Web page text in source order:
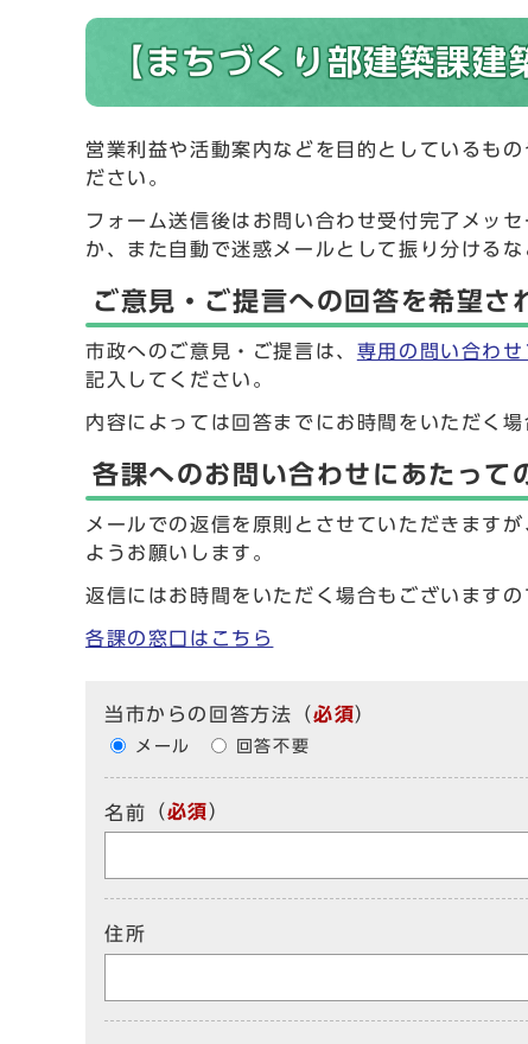
【まちづくり部建築課
営業利益や活動案内などを目的としているも
ださい。
フォーム送信後はお問い合わせ受付完了メッ
か、また自動で迷惑メールとして振り分ける
ご意見・ご提言への回答を希望さ
市政へのご意見・ご提言は、 専用の問い合わせ
記入してください。
内容によっては回答までにお時間をいただく場
各課へのお問い合わせにあたって
メールでの返信を原則とさせていただきます
ようお願いします。
返信にはお時間をいただく場合もございます
各課の窓口はこちら
当市からの回答方法（必須）
メール 回答不要
名前 （必須）
住所